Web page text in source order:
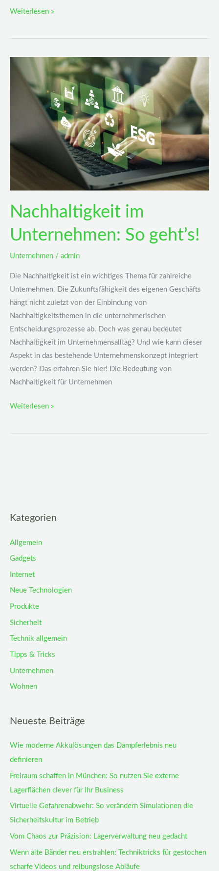
Weiterlesen »
Nachhaltigkeit im
Unternehmen: So geht’s!
Unternehmen / admin
Die Nachhaltigkeit ist ein wichtiges Thema für zahlreiche
Unternehmen. Die Zukunftsfähigkeit des eigenen Geschäfts
hängt nicht zuletzt von der Einbindung von
Nachhaltigkeitsthemen in die unternehmerischen
Entscheidungsprozesse ab. Doch was genau bedeutet
Nachhaltigkeit im Unternehmensalltag? Und wie kann dieser
Aspekt in das bestehende Unternehmenskonzept integriert
werden? Das erfahren Sie hier! Die Bedeutung von
Nachhaltigkeit für Unternehmen
Nachhaltigkeit
Unternehmen:
Weiterlesen »
Kategorien
Allgemein
Gadgets
Internet
Neue Technologien
Produkte
Sicherheit
Technik allgemein
Tipps & Tricks
Unternehmen
Wohnen
Neueste Beiträge
Wie moderne Akkulösungen das Dampferlebnis neu
definieren
Freiraum schaffen in München: So nutzen Sie externe
Lagerflächen clever für Ihr Business
Virtuelle Gefahrenabwehr: So verändern Simulationen die
Sicherheitskultur im Betrieb
Vom Chaos zur Präzision: Lagerverwaltung neu gedacht
Wenn alte Bänder neu erstrahlen: Techniktricks für gestochen
scharfe Videos und reibungslose Abläufe